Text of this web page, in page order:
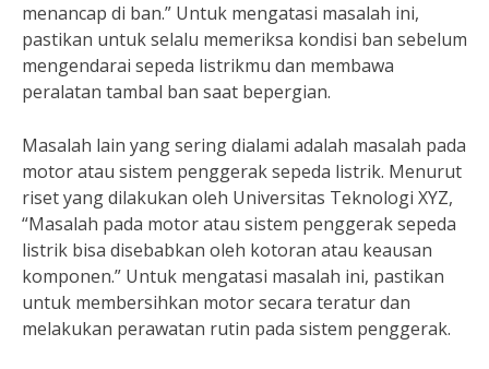
menancap di ban.” Untuk mengatasi masalah ini,
pastikan untuk selalu memeriksa kondisi ban sebelum
mengendarai sepeda listrikmu dan membawa
peralatan tambal ban saat bepergian.
Masalah lain yang sering dialami adalah masalah pada
motor atau sistem penggerak sepeda listrik. Menurut
riset yang dilakukan oleh Universitas Teknologi XYZ,
“Masalah pada motor atau sistem penggerak sepeda
listrik bisa disebabkan oleh kotoran atau keausan
komponen.” Untuk mengatasi masalah ini, pastikan
untuk membersihkan motor secara teratur dan
melakukan perawatan rutin pada sistem penggerak.